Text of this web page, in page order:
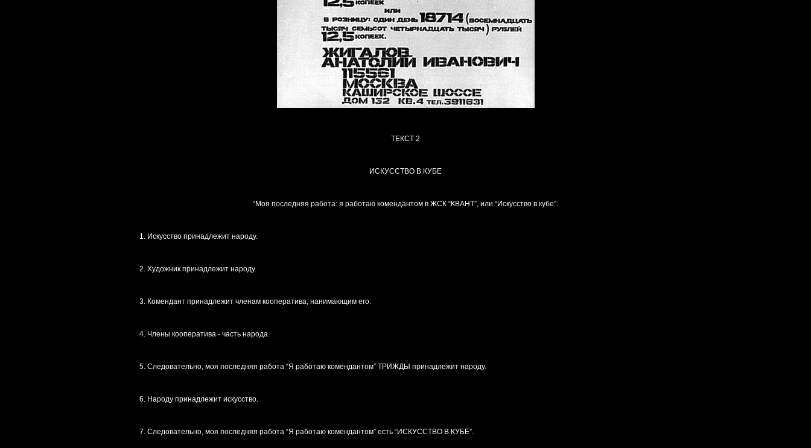
ТЕКСТ 2
ИСКУССТВО В КУБЕ
“Моя последняя работа: я работаю комендантом в ЖСК “КВАНТ”, или “Искусство в кубе”.
1. Искусство принадлежит народу.
2. Художник принадлежит народу.
3. Комендант принадлежит членам кооператива, нанимающим его.
4. Члены кооператива - часть народа.
5. Следовательно, моя последняя работа “Я работаю комендантом” ТРИЖДЫ принадлежит народу.
6. Народу принадлежит искусство.
7. Следовательно, моя последняя работа “Я работаю комендантом” есть “ИСКУССТВО В КУБЕ”.